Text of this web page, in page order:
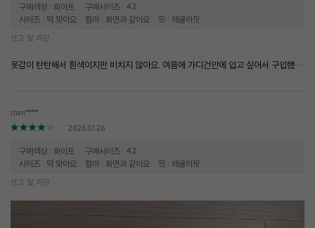
구매색상 : 화이트
구매사이즈 : 42
사이즈 : 딱 맞아요
컬러 : 화면과 같아요 핏 : 레귤러핏
신고 및 차단
옷감이 탄탄해서 흰색이지만 비치지 않아요. 여름에 가디건안에 입고 싶어서 구입했는데 맘에 들어요.
than******
2026.01.26
구매색상 : 화이트
구매사이즈 : 42
사이즈 : 딱 맞아요
컬러 : 화면과 같아요 핏 : 레귤러핏
신고 및 차단